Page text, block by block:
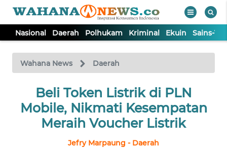
Nasional Daerah Polhukam Kriminal Ekuin Sains-
Wahana News Daerah
Beli Token Listrik di PLN
Mobile, Nikmati Kesempatan
Meraih Voucher Listrik
Jefry Marpaung - Daerah
TV
Tutup
NASIONAL
DAERAH